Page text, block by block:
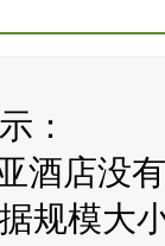
：
酒店没